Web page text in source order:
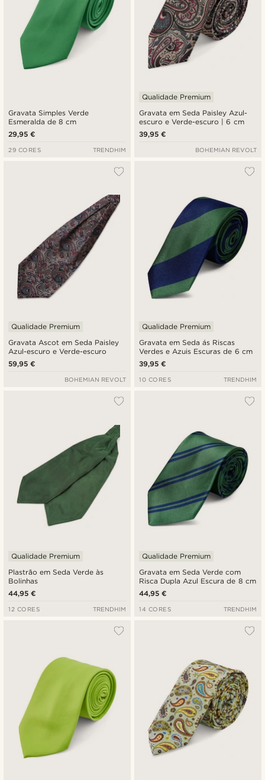
Gravata Simples Verde
Esmeralda de 8 cm
29,95 €
29 CORES TRENDHIM
Gravata em Seda Paisley Azul-
escuro e Verde-escuro | 6 cm
Qualidade Premium
39,95 €
BOHEMIAN REVOLT
Gravata Ascot em Seda Paisley
Azul-escuro e Verde-escuro
Qualidade Premium
59,95 €
BOHEMIAN REVOLT
Gravata em Seda ás Riscas
Verdes e Azuis Escuras de 6 cm
Qualidade Premium
39,95 €
10 CORES TRENDHIM
Plastrão em Seda Verde às
Bolinhas
Qualidade Premium
44,95 €
12 CORES TRENDHIM
Gravata em Seda Verde com
Risca Dupla Azul Escura de 8 cm
Qualidade Premium
44,95 €
14 CORES TRENDHIM